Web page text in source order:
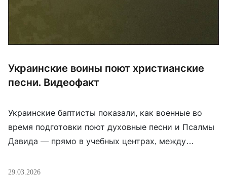
Украинские воины поют христианские
песни. Видеофакт
Украинские баптисты показали, как военные во
время подготовки поют духовные песни и Псалмы
Давида — прямо в учебных центрах, между
капелланского служения, которое поддерживает
29.03.2026